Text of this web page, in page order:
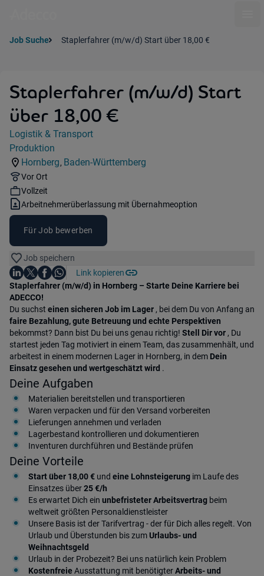
Job Suche Staplerfahrer (m/w/d) Start über 18,00 €
Staplerfahrer (m/w/d) Start
über 18,00 €
Jobdetails
Kategorie:
Logistik & Transport
Industry:
Produktion
Standorte:
Hornberg,
Region:
Baden-Württemberg
Remote Option:
Vor Ort
Workhours:
Vollzeit
Vertragsart:
Arbeitnehmerüberlassung mit Übernahmeoption
Für Job bewerben
Job speichern
Teile diesen Job
Auf LinkedIn teilen
Auf X teilen
Auf Facebook teilen
Auf WhatsApp teilen
Link kopieren
Einleitung
Staplerfahrer (m/w/d) in Hornberg – Starte Deine Karriere bei
ADECCO!
Du suchst einen sicheren Job im Lager , bei dem Du von Anfang an
faire Bezahlung, gute Betreuung und echte Perspektiven
bekommst? Dann bist Du bei uns genau richtig! Stell Dir vor , Du
startest jeden Tag motiviert in einem Team, das zusammenhält, und
arbeitest in einem modernen Lager in Hornberg, in dem Dein
Einsatz gesehen und wertgeschätzt wird .
Deine Aufgaben
Materialien bereitstellen und transportieren
Waren verpacken und für den Versand vorbereiten
Lieferungen annehmen und verladen
Lagerbestand kontrollieren und dokumentieren
Inventuren durchführen und Bestände prüfen
Deine Vorteile
Startüber 18,00 € und eine Lohnsteigerung im Laufe des
Einsatzes über25 €/h
Es erwartet Dich ein unbefristeter Arbeitsvertrag beim
weltweit größten Personaldienstleister
Unsere Basis ist der Tarifvertrag - der für Dich alles regelt. Von
Urlaub und Überstunden bis zumUrlaubs- und
Weihnachtsgeld
Urlaub in der Probezeit? Bei uns natürlich kein Problem
Kostenfreie Ausstattung mit benötigterArbeits- und